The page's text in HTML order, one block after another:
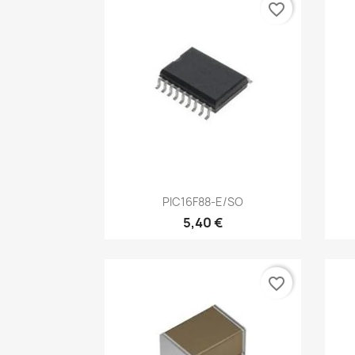
Aperçu rapide
PIC16F88-E/SO
5,40 €
favorite_border
favorite_border